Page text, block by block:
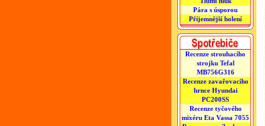
Pára s úsporou
Příjemnější holení
Recenze strouhacího
strojku Tefal
MB756G316
Recenze zavařovacího
hrnce Hyundai
PC200SS
Recenze tyčového
mixéru Eta Vassa 7055